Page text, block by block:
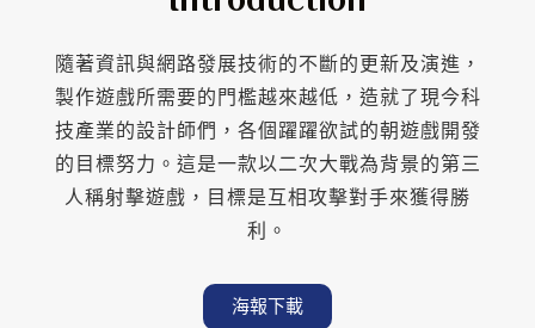
隨著資訊與網路發展技術的不斷的更新及演進，
製作遊戲所需要的門檻越來越低，造就了現今科
技產業的設計師們，各個躍躍欲試的朝遊戲開發
的目標努力。這是一款以二次大戰為背景的第三
人稱射擊遊戲，目標是互相攻擊對手來獲得勝
利。
海報下載